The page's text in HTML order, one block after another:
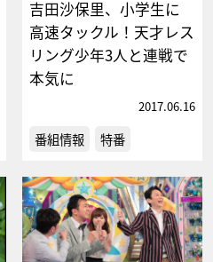
吉田沙保里、小学生に
高速タックル！天才レス
リング少年3人と連戦で
本気に
2017.06.16
番組情報 特番